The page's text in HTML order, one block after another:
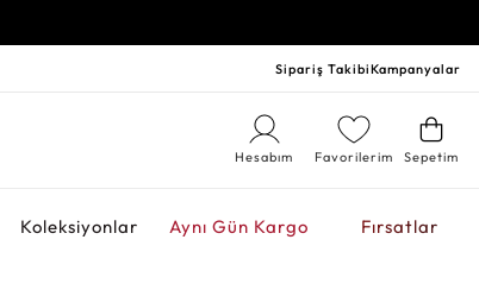
Sipariş TakibiKampanyalar
Sepetim
Favorilerim
Hesabım
Koleksiyonlar Aynı Gün Kargo Fırsatlar